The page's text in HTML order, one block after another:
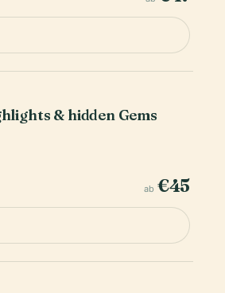
& hidden Gems
ab €45